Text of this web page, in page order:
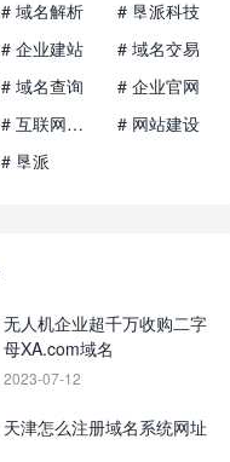
# 域名解析
# 垦派科技
# 企业建站
# 域名交易
# 域名查询
# 企业官网
# 互联网品牌
# 网站建设
# 垦派
无人机企业超千万收购二字
母XA.com域名
2023-07-12
天津怎么注册域名系统网址